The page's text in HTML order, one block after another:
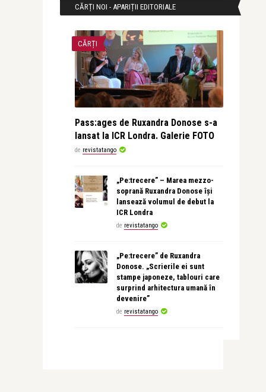
CĂRȚI NOI - APARIȚII EDITORIALE
CĂRȚI
Pass:ages de Ruxandra Donose s-a
lansat la ICR Londra. Galerie FOTO
de revistatango
„Pe:trecere” – Marea mezzo-
soprană Ruxandra Donose își
lansează volumul de debut la
ICR Londra
de revistatango
„Pe:trecere” de Ruxandra
Donose. „Scrierile ei sunt
stampe japoneze, tablouri care
surprind arhitectura umană în
devenire”
de revistatango